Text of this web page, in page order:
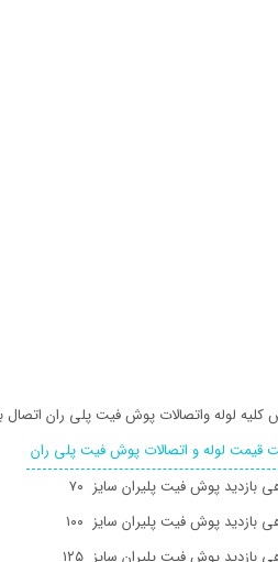
کلیه لوله واتصالات پوش فیت پلی ران
قیمت لوله و اتصالات پوش فیت پلی ران
بازدید پوش فیت پلیران سایز ۷۰
بازدید پوش فیت پلیران سایز ۱۰۰
بازدید پوش فیت پلیران سایز ۱۲۵